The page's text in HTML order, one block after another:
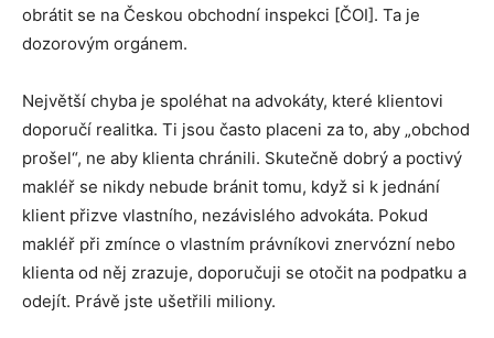
obrátit se na Českou obchodní inspekci [ČOI]. Ta je
dozorovým orgánem.
Největší chyba je spoléhat na advokáty, které klientovi
doporučí realitka. Ti jsou často placeni za to, aby „obchod
prošel“, ne aby klienta chránili. Skutečně dobrý a poctivý
makléř se nikdy nebude bránit tomu, když si k jednání
klient přizve vlastního, nezávislého advokáta. Pokud
makléř při zmínce o vlastním právníkovi znervózní nebo
klienta od něj zrazuje, doporučuji se otočit na podpatku a
odejít. Právě jste ušetřili miliony.